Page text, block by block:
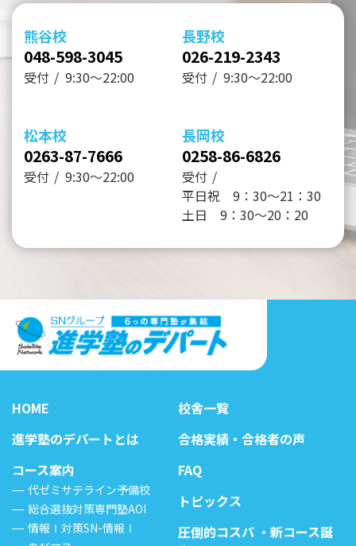
熊谷校
048-598-3045
受付 9:30～22:00
長野校
026-219-2343
受付 9:30～22:00
松本校
0263-87-7666
受付 9:30～22:00
長岡校
0258-86-6826
受付
平日祝 9：30～21：30
土日 9：30～20：20
HOME
進学塾のデパートとは
コース案内
代ゼミサテライン予備校
総合選抜対策専門塾AOI
情報Ⅰ対策SN-情報Ⅰ
校舎一覧
合格実績・合格者の声
FAQ
トピックス
圧倒的コスパ ・新コース誕